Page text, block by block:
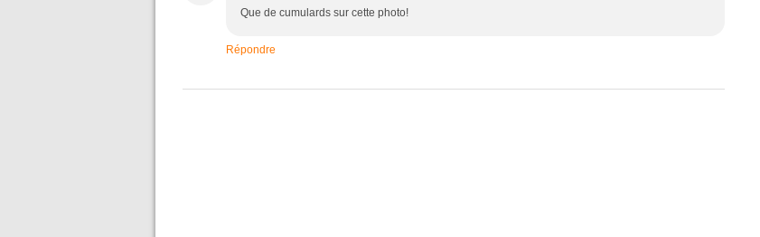
Que de cumulards sur cette photo!
Répondre